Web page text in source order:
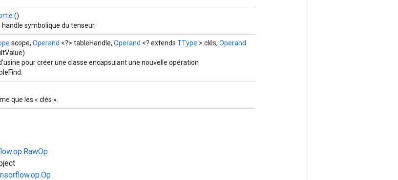
()
handle symbolique du tenseur.
scope, Operand <?> tableHandle, Operand <? extends TType > clés, Operand
pour créer une classe encapsulant une nouvelle opération
que les « clés ».